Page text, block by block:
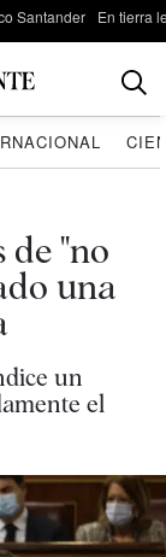
Santander En tierra
de "no
una
un
el